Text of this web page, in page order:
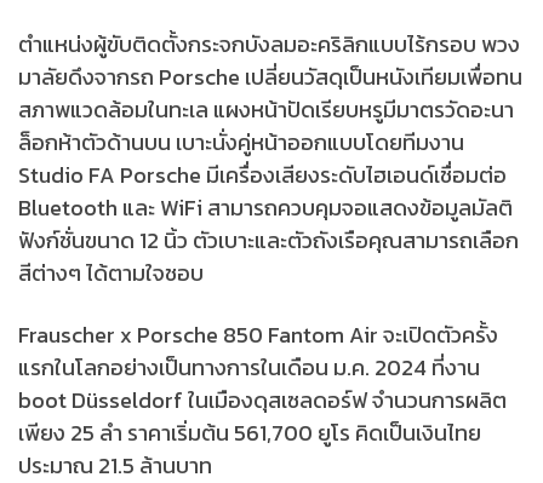
ตำแหน่งผู้ขับติดตั้งกระจกบังลมอะคริลิกแบบไร้กรอบ พวง
มาลัยดึงจากรถ Porsche เปลี่ยนวัสดุเป็นหนังเทียมเพื่อทน
สภาพแวดล้อมในทะเล แผงหน้าปัดเรียบหรูมีมาตรวัดอะนา
ล็อกห้าตัวด้านบน เบาะนั่งคู่หน้าออกแบบโดยทีมงาน
Studio FA Porsche มีเครื่องเสียงระดับไฮเอนด์เชื่อมต่อ
Bluetooth และ WiFi สามารถควบคุมจอแสดงข้อมูลมัลติ
ฟังก์ชั่นขนาด 12 นิ้ว ตัวเบาะและตัวถังเรือคุณสามารถเลือก
สีต่างๆ ได้ตามใจชอบ
Frauscher x Porsche 850 Fantom Air จะเปิดตัวครั้ง
แรกในโลกอย่างเป็นทางการในเดือน ม.ค. 2024 ที่งาน
boot Düsseldorf ในเมืองดุสเซลดอร์ฟ จำนวนการผลิต
เพียง 25 ลำ ราคาเริ่มต้น 561,700 ยูโร คิดเป็นเงินไทย
ประมาณ 21.5 ล้านบาท